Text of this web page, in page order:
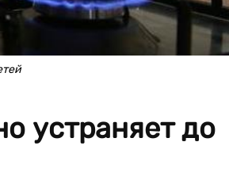
устраняет до